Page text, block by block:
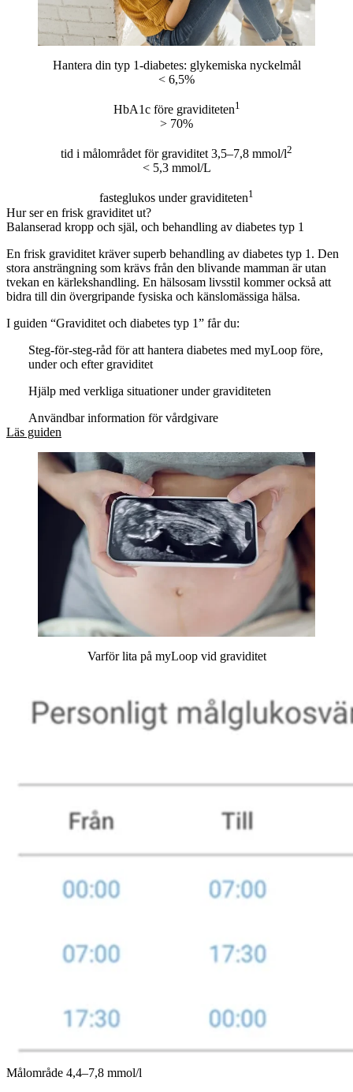
Hantera din typ 1-diabetes: glykemiska nyckelmål
< 6,5%
HbA1c före graviditeten1
> 70%
tid i målområdet för graviditet 3,5–7,8 mmol/l2
< 5,3 mmol/L
fasteglukos under graviditeten1
Hur ser en frisk graviditet ut?
Balanserad kropp och själ, och behandling av diabetes typ 1
En frisk graviditet kräver superb behandling av diabetes typ 1. Den
stora ansträngning som krävs från den blivande mamman är utan
tvekan en kärlekshandling. En hälsosam livsstil kommer också att
bidra till din övergripande fysiska och känslomässiga hälsa.
I guiden “Graviditet och diabetes typ 1” får du:
Steg-för-steg-råd för att hantera diabetes med myLoop före,
under och efter graviditet
Hjälp med verkliga situationer under graviditeten
Användbar information för vårdgivare
Läs guiden
Varför lita på myLoop vid graviditet
Målområde 4,4–7,8 mmol/l